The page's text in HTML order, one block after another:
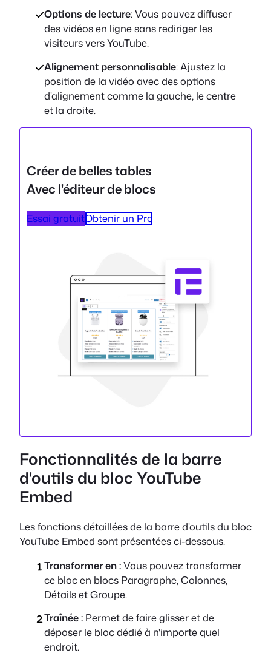
Options de lecture: Vous pouvez diffuser
des vidéos en ligne sans rediriger les
visiteurs vers YouTube.
Alignement personnalisable: Ajustez la
position de la vidéo avec des options
d'alignement comme la gauche, le centre
et la droite.
Créer de belles tables
Avec l'éditeur de blocs
Essai gratuitObtenir un Pro
Fonctionnalités de la barre
d'outils du bloc YouTube
Embed
Les fonctions détaillées de la barre d'outils du bloc
YouTube Embed sont présentées ci-dessous.
Transformer en :Vous pouvez transformer
ce bloc en blocs Paragraphe, Colonnes,
Détails et Groupe.
Traînée : Permet de faire glisser et de
déposer le bloc dédié à n'importe quel
endroit.